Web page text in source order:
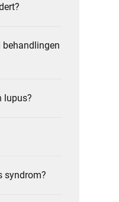
lupus?
syndrom?